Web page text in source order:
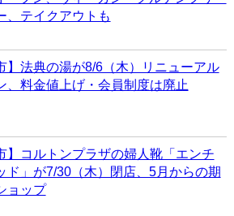
、テイクアウトも
】法典の湯が8/6（木）リニューアル
、料金値上げ・会員制度は廃止
】コルトンプラザの婦人靴「エンチ
ド」が7/30（木）閉店、5月からの期
ョップ